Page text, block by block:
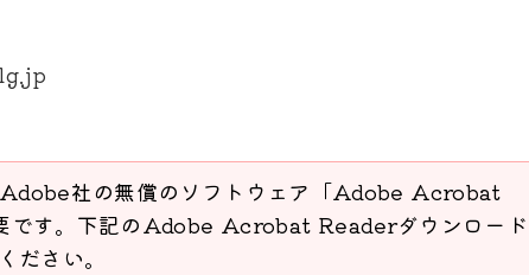
社の無償のソフトウェア「Adobe Acrobat
です。下記のAdobe Acrobat Readerダウンロー
ださい。